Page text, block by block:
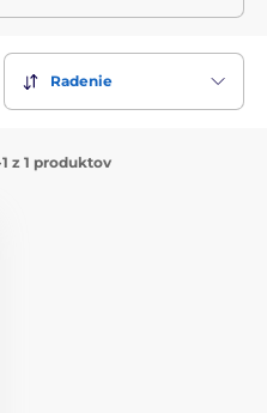
Radenie
z 1 produktov